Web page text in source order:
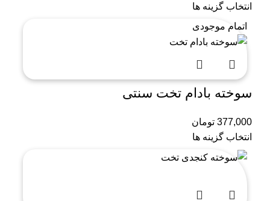
انتخاب گزینه ها
اتمام موجودی
سوخته بادام تخت سنتی
377,000 تومان
انتخاب گزینه ها